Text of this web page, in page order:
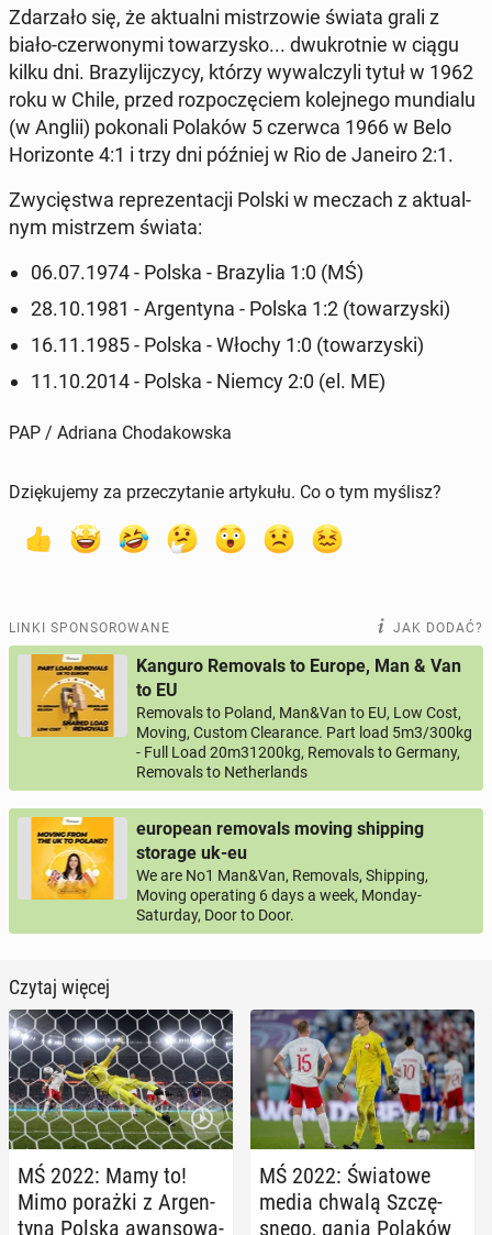
Zda­rza­ło się, że ak­tu­al­ni mi­strzo­wie świata grali z
biało-czer­wo­ny­mi to­wa­rzy­sko... dwu­krot­nie w ciągu
kilku dni. Bra­zy­lij­czy­cy, którzy wy­wal­czy­li tytuł w 1962
roku w Chile, przed roz­po­czę­ciem ko­lej­ne­go mun­dia­lu
(w Anglii) po­ko­na­li Polaków 5 czerwca 1966 w Belo
Ho­ri­zon­te 4:1 i trzy dni później w Rio de Janeiro 2:1.
Zwy­cię­stwa re­pre­zen­ta­cji Polski w meczach z ak­tu­al­
nym mi­strzem świata:
06.07.1974 - Polska - Bra­zy­lia 1:0 (MŚ)
28.10.1981 - Ar­gen­ty­na - Polska 1:2 (to­wa­rzy­ski)
16.11.1985 - Polska - Włochy 1:0 (to­wa­rzy­ski)
11.10.2014 - Polska - Niemcy 2:0 (el. ME)
PAP / Adriana Chodakowska
Dziękujemy za przeczytanie artykułu. Co o tym myślisz?
LINKI SPONSOROWANE JAK DODAĆ?
Kanguro Removals to Europe, Man & Van
to EU
Removals to Poland, Man&Van to EU, Low Cost,
Moving, Custom Clearance. Part load 5m3/300kg
- Full Load 20m31200kg, Removals to Germany,
Removals to Netherlands
european removals moving shipping
storage uk-eu
We are No1 Man&Van, Removals, Shipping,
Moving operating 6 days a week, Monday-
Saturday, Door to Door.
Czytaj więcej
MŚ 2022: Mamy to!
Mimo porażki z Ar­gen­
ty­ną Polska awan­so­wa­
MŚ 2022: Świa­to­we
media chwalą Szczę­
sne­go, ganią Polaków